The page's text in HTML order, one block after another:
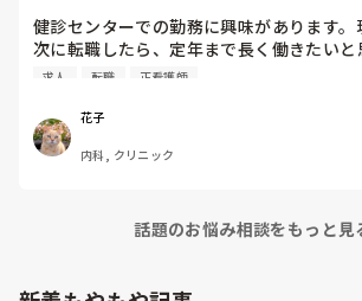
健診センターでの勤務に興味があります。
次に転職したら、定年まで長く働きたいと
健診センターは比較的人気があるので、あ
実際、健診センターでの仕事内容は、楽な
た、大変なことは何ですか？
求人 転職 正看護師
花子
内科, クリニック
話題のお悩み相談をもっと見